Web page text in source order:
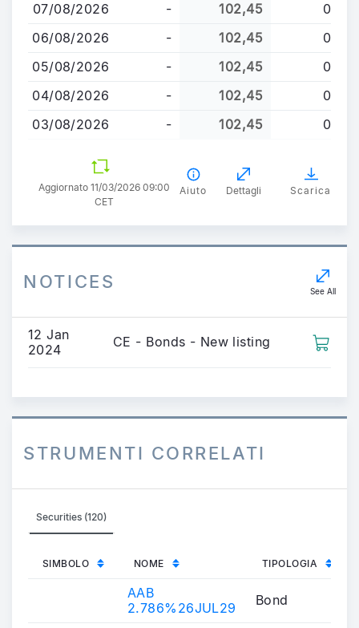
contenuto
principale
07/08/2026 - 102,45
0
06/08/2026
- 102,45
0
05/08/2026
- 102,45
0
04/08/2026
- 102,45
0
03/08/2026
- 102,45 0
Aggiornato 11/03/2026 09:00
CET
Aiuto Dettagli Scarica
NOTICES See All
12 Jan
2024
CE - Bonds - New listing
STRUMENTI CORRELATI
Securities (120)
SIMBOLO NOME TIPOLOGIA
AAB
2.786%26JUL29
Bond